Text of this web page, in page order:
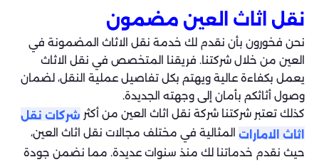
نقل اثاث العين مضمون
نحن فخورون بأن نقدم لك خدمة نقل الاثاث المضمونة في
العين من خلال شركتنا. فريقنا المتخصص في نقل الاثاث
يعمل بكفاءة عالية ويهتم بكل تفاصيل عملية النقل، لضمان
وصول أثاثكم بأمان إلى وجهته الجديدة.
كذلك تعتبر شركتنا شركة نقل اثاث العين من أكثر شركات نقل
اثاث الامارات المثالية في مختلف مجالات نقل اثاث العين،
حيث نقدم خدماتنا لك منذ سنوات عديدة. مما نضمن جودة